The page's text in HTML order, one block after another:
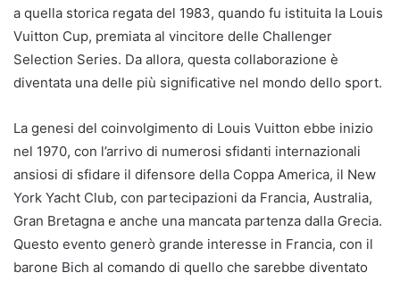
a quella storica regata del 1983, quando fu istituita la Louis
Vuitton Cup, premiata al vincitore delle Challenger
Selection Series. Da allora, questa collaborazione è
diventata una delle più significative nel mondo dello sport.
La genesi del coinvolgimento di Louis Vuitton ebbe inizio
nel 1970, con l’arrivo di numerosi sfidanti internazionali
ansiosi di sfidare il difensore della Coppa America, il New
York Yacht Club, con partecipazioni da Francia, Australia,
Gran Bretagna e anche una mancata partenza dalla Grecia.
Questo evento generò grande interesse in Francia, con il
barone Bich al comando di quello che sarebbe diventato